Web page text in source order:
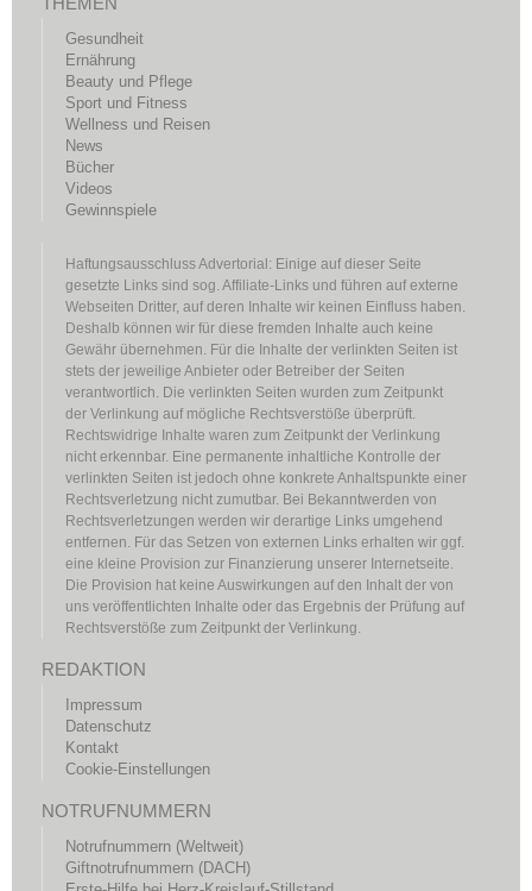
Gesundheit
Ernährung
Beauty und Pflege
Sport und Fitness
Wellness und Reisen
News
Bücher
Videos
Gewinnspiele
Haftungsausschluss Advertorial: Einige auf dieser Seite
gesetzte Links sind sog. Affiliate-Links und führen auf externe
Webseiten Dritter, auf deren Inhalte wir keinen Einfluss haben.
Deshalb können wir für diese fremden Inhalte auch keine
Gewähr übernehmen. Für die Inhalte der verlinkten Seiten ist
stets der jeweilige Anbieter oder Betreiber der Seiten
verantwortlich. Die verlinkten Seiten wurden zum Zeitpunkt
der Verlinkung auf mögliche Rechtsverstöße überprüft.
Rechtswidrige Inhalte waren zum Zeitpunkt der Verlinkung
nicht erkennbar. Eine permanente inhaltliche Kontrolle der
verlinkten Seiten ist jedoch ohne konkrete Anhaltspunkte einer
Rechtsverletzung nicht zumutbar. Bei Bekanntwerden von
Rechtsverletzungen werden wir derartige Links umgehend
entfernen. Für das Setzen von externen Links erhalten wir ggf.
eine kleine Provision zur Finanzierung unserer Internetseite.
Die Provision hat keine Auswirkungen auf den Inhalt der von
uns veröffentlichten Inhalte oder das Ergebnis der Prüfung auf
Rechtsverstöße zum Zeitpunkt der Verlinkung.
REDAKTION
Impressum
Datenschutz
Kontakt
Cookie-Einstellungen
NOTRUFNUMMERN
Notrufnummern (Weltweit)
Giftnotrufnummern (DACH)